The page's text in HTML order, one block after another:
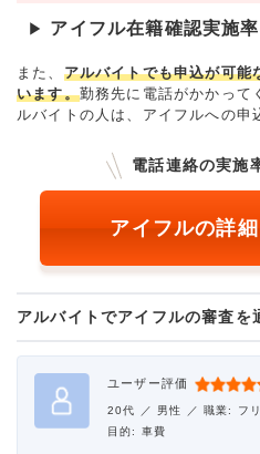
▶ アイフル在籍確認実施
また、 アルバイトでも申込が可能
います。勤務先に電話がかかって
ルバイトの人は、アイフルへの申
電話連絡の実施
アイフルの詳
アルバイトでアイフルの審査を
ユーザー評価
20代 ／ 男性 ／ 職業: フ
目的: 車費